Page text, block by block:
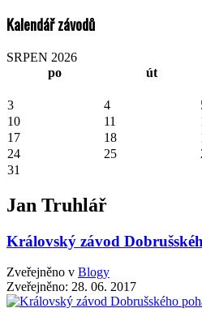
Kalendář závodů
SRPEN 2026
po
út
3
4
10
11
17
18
24
25
31
Jan Truhlář
Královský závod
Zveřejněno v Blogy
Zveřejněno: 28. 06. 2017